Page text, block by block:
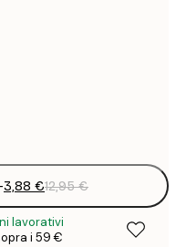
-3,88 €12,95 €
lavorativi
i 59 €